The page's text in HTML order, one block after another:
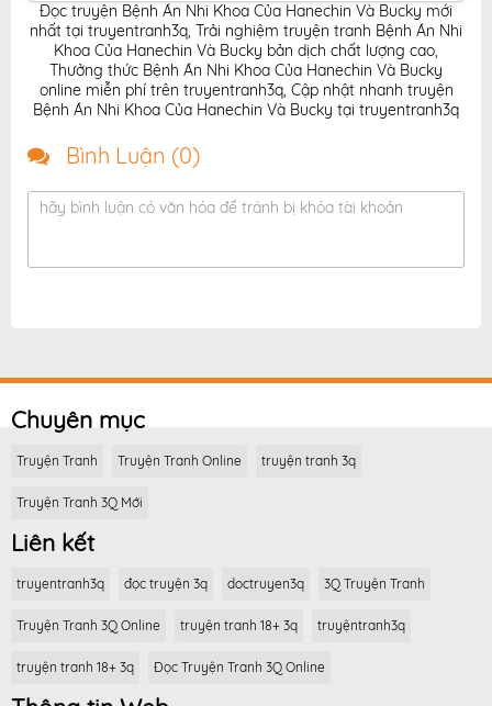
Đọc truyện Bệnh Án Nhi Khoa Của Hanechin Và Bucky mới
nhất tại truyentranh3q, Trải nghiệm truyện tranh Bệnh Án Nhi
Khoa Của Hanechin Và Bucky bản dịch chất lượng cao,
Thưởng thức Bệnh Án Nhi Khoa Của Hanechin Và Bucky
online miễn phí trên truyentranh3q, Cập nhật nhanh truyện
Bệnh Án Nhi Khoa Của Hanechin Và Bucky tại truyentranh3q
Bình Luận (0)
hãy bình luận có văn hóa để tránh bị khóa tài khoản
Chuyên mục
Truyện Tranh Truyện Tranh Online truyện tranh 3q
Truyện Tranh 3Q Mới
Liên kết
truyentranh3q đọc truyện 3q doctruyen3q 3Q Truyện Tranh
Truyện Tranh 3Q Online truyện tranh 18+ 3q truyệntranh3q
truyện tranh 18+ 3q Đọc Truyện Tranh 3Q Online